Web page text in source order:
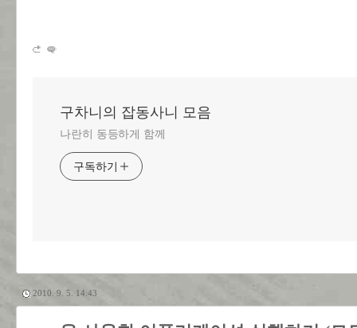
구차니의 잡동사니 모음
나란히 동등하게 함께
구독하기
2010. 9. 5. 14:43